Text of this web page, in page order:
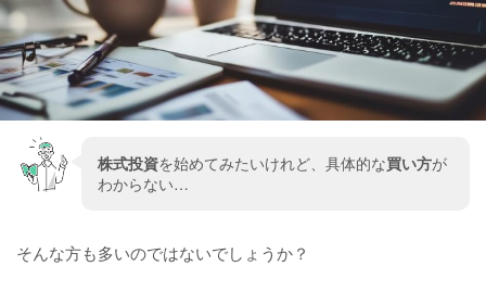
株式投資を始めてみたいけれど、具体的な買い方が
わからない…
そんな方も多いのではないでしょうか？